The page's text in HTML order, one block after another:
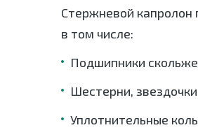
Стержневой капролон
в том числе:
Подшипники
Шестерни,
Уплотнительные